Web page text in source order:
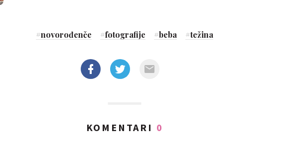
#novorođenče #fotografije #beba #težina
KOMENTARI 0